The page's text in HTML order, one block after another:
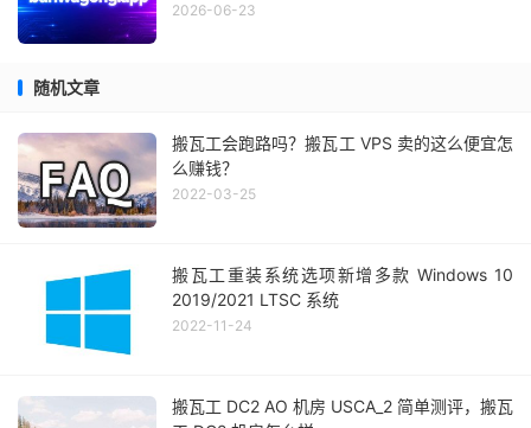
2026-06-23
随机文章
搬瓦工会跑路吗？搬瓦工 VPS 卖的这么便宜怎
么赚钱？
2022-03-25
搬瓦工重装系统选项新增多款 Windows 10
2019/2021 LTSC 系统
2022-11-24
搬瓦工 DC2 AO 机房 USCA_2 简单测评，搬瓦